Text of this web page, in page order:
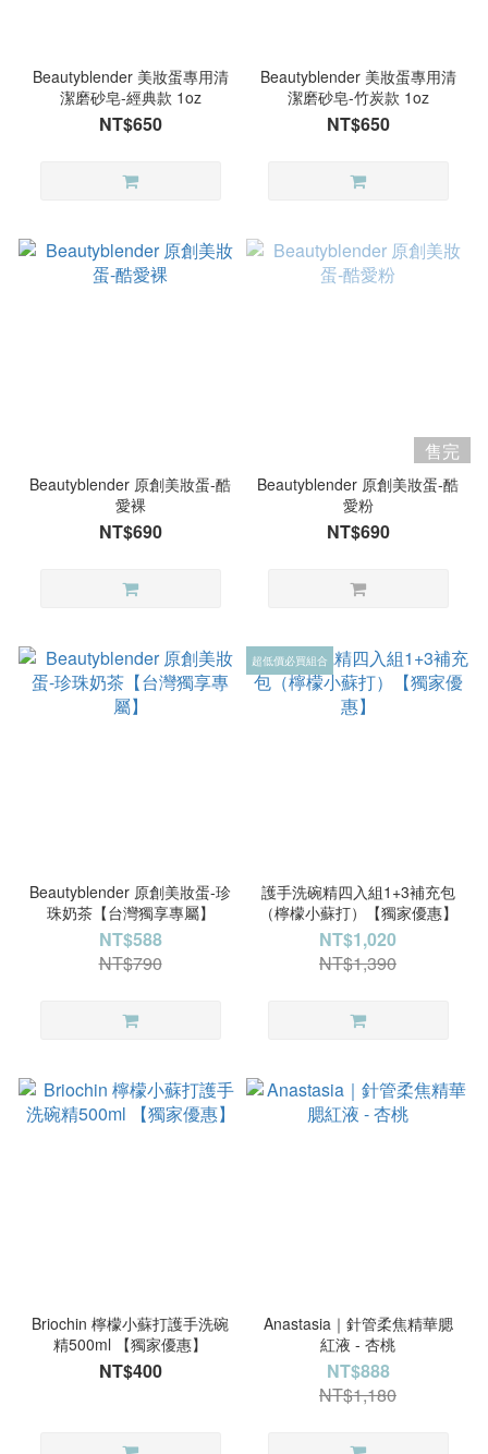
Beautyblender 美妝蛋專用清
潔磨砂皂-經典款 1oz
NT$650
Beautyblender 美妝蛋專用清
潔磨砂皂-竹炭款 1oz
NT$650
Beautyblender 原創美妝蛋-酷
愛裸
NT$690
售完
Beautyblender 原創美妝蛋-酷
愛粉
NT$690
Beautyblender 原創美妝蛋-珍
珠奶茶【台灣獨享專屬】
NT$588
NT$790
超低價必買組合
護手洗碗精四入組1+3補充包
（檸檬小蘇打）【獨家優惠】
NT$1,020
NT$1,390
Briochin 檸檬小蘇打護手洗碗
精500ml 【獨家優惠】
NT$400
Anastasia｜針管柔焦精華腮
紅液 - 杏桃
NT$888
NT$1,180